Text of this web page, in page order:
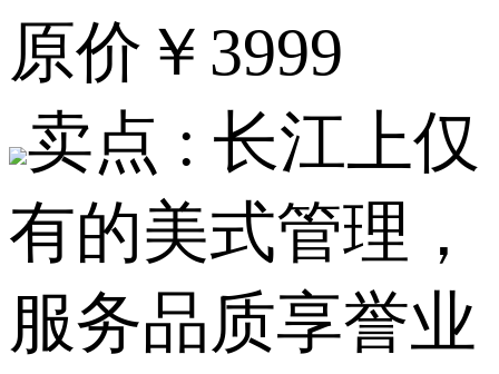
原价 ￥3999
卖点 : 长江上仅
有的美式管理，
服务品质享誉业